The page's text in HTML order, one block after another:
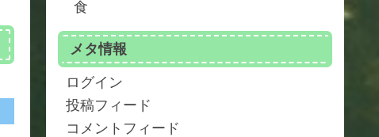
食
メタ情報
ログイン
投稿フィード
コメントフィード